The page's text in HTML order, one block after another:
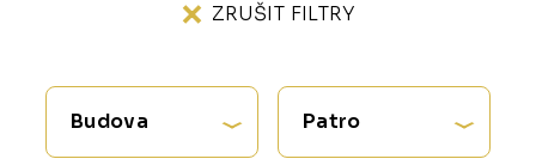
ZRUŠIT FILTRY
Budova Patro